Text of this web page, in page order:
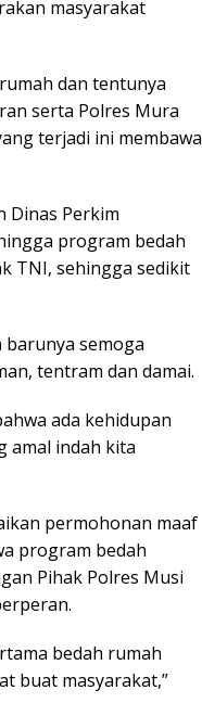
masyarakat
dan tentunya
serta Polres Mura
terjadi ini membawa
Dinas Perkim
program bedah
TNI, sehingga sedikit
semoga
tentram dan damai.
ada kehidupan
amal indah kita
permohonan maaf
program bedah
Pihak Polres Musi
bedah rumah
buat masyarakat,”